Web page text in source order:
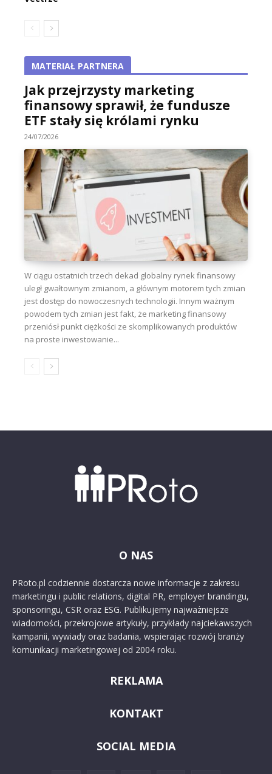
MATERIAŁ PARTNERA
Jak przejrzysty marketing
finansowy sprawił, że fundusze
ETF stały się królami rynku
24/07/2026
W ciągu ostatnich trzech dekad globalny rynek finansowy
uległ gwałtownym zmianom, a głównym motorem tych zmian
jest dostęp do nowoczesnych technologii. Innym ważnym
powodem tych zmian jest fakt, że marketing finansowy
przeniósł punkt ciężkości ze skomplikowanych produktów
na proste inwestowanie...
O NAS
PRoto.pl codziennie dostarcza nowe informacje z zakresu
marketingu i public relations, digital PR, employer brandingu,
sponsoringu, CSR oraz ESG. Publikujemy najważniejsze
wiadomości, przekrojowe artykuły, przykłady najciekawszych
kampanii, wywiady oraz badania, wspierając rozwój branży
komunikacji marketingowej od 2004 roku.
REKLAMA
KONTAKT
SOCIAL MEDIA